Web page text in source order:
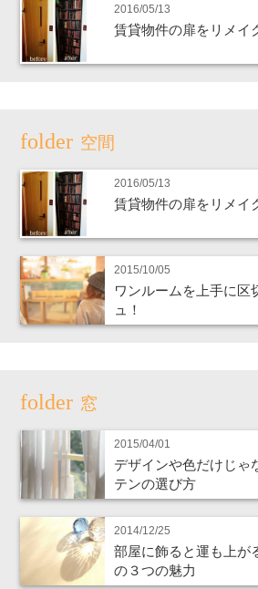
2016/05/13
賃貸物件の扉をリメイ
空間
2016/05/13
賃貸物件の扉をリメイ
2015/10/05
ワンルームを上手に区
ュ！
窓
2015/04/01
デザインや色だけじゃ
テンの選び方
2014/12/25
部屋に飾ると運も上が
の３つの魅力